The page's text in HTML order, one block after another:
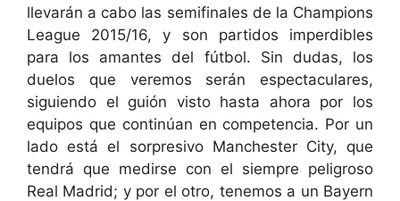
llevarán a cabo las semifinales de la Champions
League 2015/16, y son partidos imperdibles
para los amantes del fútbol. Sin dudas, los
duelos que veremos serán espectaculares,
siguiendo el guión visto hasta ahora por los
equipos que continúan en competencia. Por un
lado está el sorpresivo Manchester City, que
tendrá que medirse con el siempre peligroso
Real Madrid; y por el otro, tenemos a un Bayern